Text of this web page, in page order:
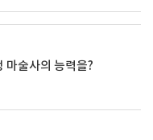
마술사의 능력을?